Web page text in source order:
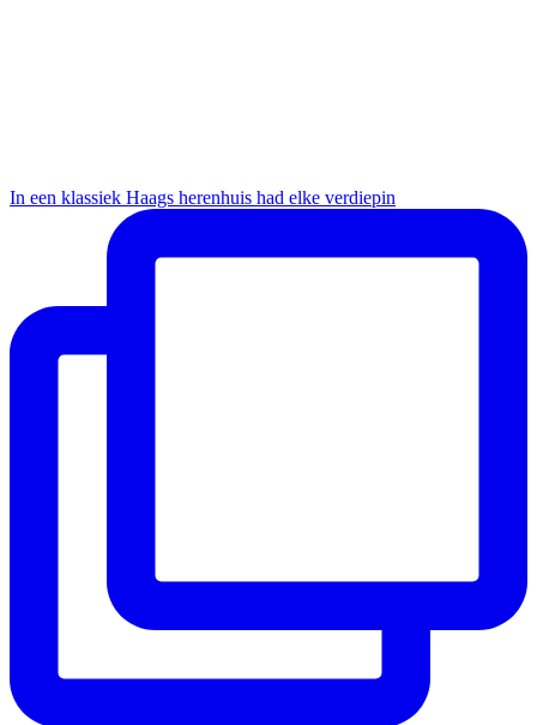
In een klassiek Haags herenhuis had elke verdiepin